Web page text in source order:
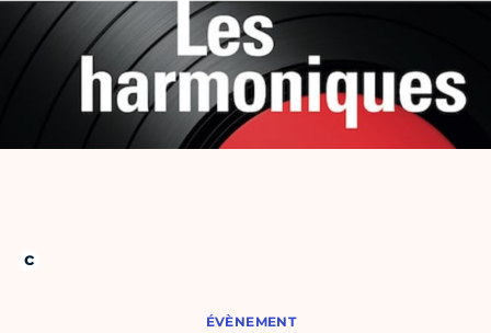
ÉVÈNEMENT